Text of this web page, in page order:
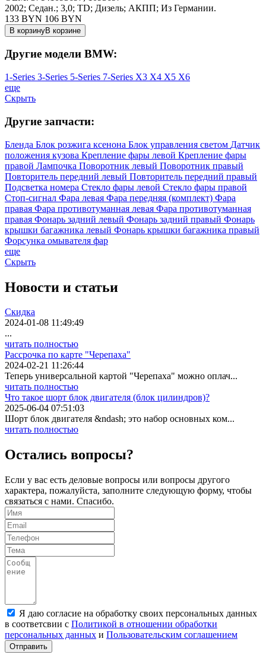
2002; Седан.; 3,0; TD; Дизель; АКПП; Из Германии.
133 BYN 106 BYN
В корзинуВ корзине
Другие модели BMW:
1-Series 3-Series 5-Series 7-Series X3 X4 X5 X6
еще
Скрыть
Другие запчасти:
Бленда Блок розжига ксенона Блок управления светом Датчик
положения кузова Крепление фары левой Крепление фары
правой Лампочка Поворотник левый Поворотник правый
Повторитель передний левый Повторитель передний правый
Подсветка номера Стекло фары левой Стекло фары правой
Стоп-сигнал Фара левая Фара передняя (комплект) Фара
правая Фара противотуманная левая Фара противотуманная
правая Фонарь задний левый Фонарь задний правый Фонарь
крышки багажника левый Фонарь крышки багажника правый
Форсунка омывателя фар
еще
Скрыть
Новости и статьи
Скидка
2024-01-08 11:49:49
...
читать полностью
Рассрочка по карте "Черепаха"
2024-02-21 11:26:44
Теперь универсальной картой "Черепаха" можно оплач...
читать полностью
Что такое шорт блок двигателя (блок цилиндров)?
2025-06-04 07:51:03
Шорт блок двигателя &ndash; это набор основных ком...
читать полностью
Остались вопросы?
Если у вас есть деловые вопросы или вопросы другого
характера, пожалуйста, заполните следующую форму, чтобы
связаться с нами. Спасибо.
Я даю согласие на обработку своих персональных данных
в соответсвии с Политикой в отношении обработки
персональных данных и Пользовательским соглашением
Отправить